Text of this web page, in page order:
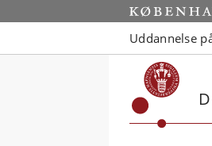
Start
Uddannelse